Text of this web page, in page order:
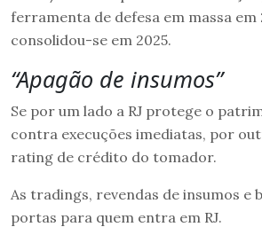
ferramenta de defesa em massa em
consolidou-se em 2025.
“Apagão de insumos”
Se por um lado a RJ protege o
contra execuções imediatas, por
rating de crédito do tomador.
As tradings, revendas de insumos e
portas para quem entra em RJ.